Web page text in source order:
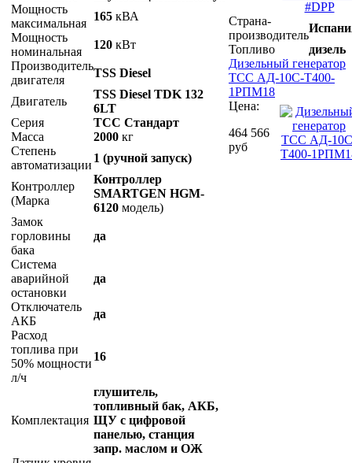
Мощность
максимальная
165 кВА
Мощность
номинальная
120 кВт
Производитель
двигателя
TSS Diesel
Двигатель
TSS Diesel TDK 132
6LT
Серия
ТСС Стандарт
Масса
2000 кг
Степень
автоматизации
1 (ручной запуск)
Контроллер
(Марка
Контроллер
SMARTGEN HGM-
6120 модель)
Замок
горловины
бака
да
Система
аварийной
остановки
да
Отключатель
АКБ
да
Расход
топлива при
50% мощности
л/ч
16
Комплектация
глушитель,
топливный бак, АКБ,
ЩУ с цифровой
панелью, станция
запр. маслом и ОЖ
Страна-
производитель
Топливо
дизель
Дизельный генератор
ТСС АД-10С-Т400-
1РПМ18
Цена:
464 566
руб